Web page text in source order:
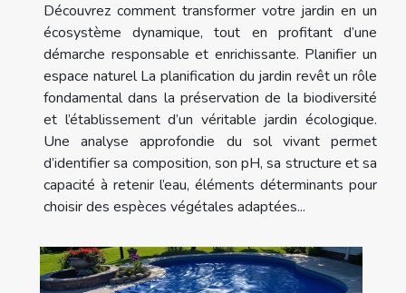
Découvrez comment transformer votre jardin en un
écosystème dynamique, tout en profitant d’une
démarche responsable et enrichissante. Planifier un
espace naturel La planification du jardin revêt un rôle
fondamental dans la préservation de la biodiversité
et l’établissement d’un véritable jardin écologique.
Une analyse approfondie du sol vivant permet
d’identifier sa composition, son pH, sa structure et sa
capacité à retenir l’eau, éléments déterminants pour
choisir des espèces végétales adaptées...